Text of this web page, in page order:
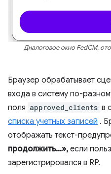
Диалоговое окно FedCM,
Браузер обрабатывает
входа в систему по-
поля approved_clients в
списка учетных записей .
отображать текст-
продолжить...», если
зарегистрировался в RP.